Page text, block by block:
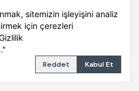
sitemizin işleyişini analiz
için çerezleri
Reddet Kabul Et